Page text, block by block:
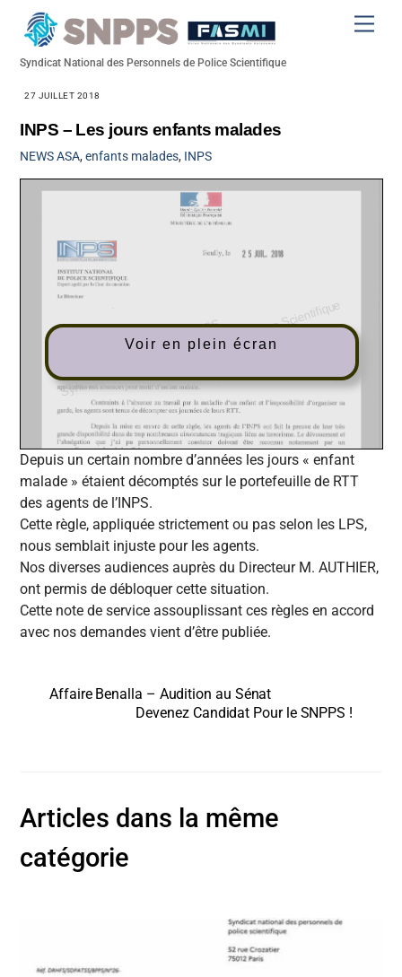
Syndicat National des Personnels de Police Scientifique
27 JUILLET 2018
INPS – Les jours enfants malades
NEWS ASA,enfants malades, INPS
Voir en plein écran
Depuis un certain nombre d’années les jours « enfant
malade » étaient décomptés sur le portefeuille de RTT
des agents de l’INPS.
Cette règle, appliquée strictement ou pas selon les LPS,
nous semblait injuste pour les agents.
Nos diverses audiences auprès du Directeur M. AUTHIER,
ont permis de débloquer cette situation.
Cette note de service assouplissant ces règles en accord
avec nos demandes vient d’être publiée.
Affaire Benalla – Audition au Sénat
Devenez Candidat Pour le SNPPS !
Articles dans la même
catégorie